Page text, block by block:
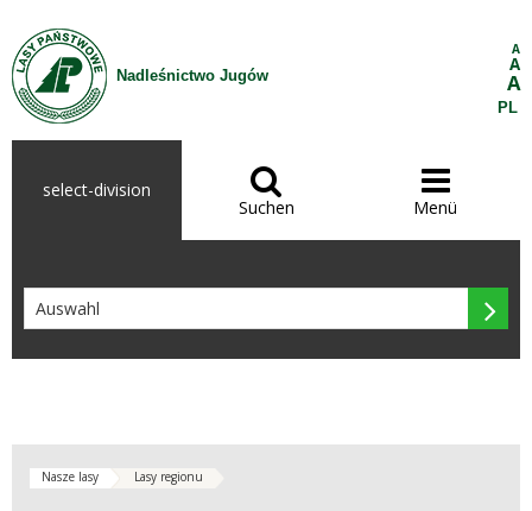
Zum Inhalt wechseln
Nadleśnictwo Jugów
A
A
A
PL
select-division 
Suchen

Menü

Nasze lasy Lasy regionu